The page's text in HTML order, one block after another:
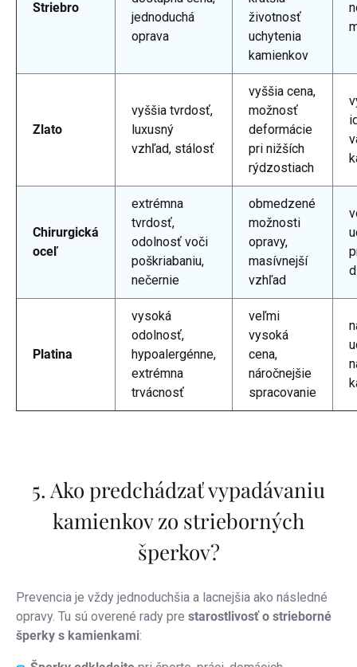
Striebro
jednoduchá
oprava
životnosť
uchytenia
kamienkov
Zlato
vyššia tvrdosť,
luxusný
vzhľad, stálosť
vyššia cena,
možnosť
deformácie
pri nižších
rýdzostiach
Chirurgická
oceľ
extrémna
tvrdosť,
odolnosť voči
poškriabaniu,
nečernie
obmedzené
možnosti
opravy,
masívnejší
vzhľad
Platina
vysoká
odolnosť,
hypoalergénne,
extrémna
trvácnosť
veľmi
vysoká
cena,
náročnejšie
spracovanie
5. Ako predchádzať vypadávaniu
kamienkov zo strieborných
šperkov?
Prevencia je vždy jednoduchšia a lacnejšia ako následné
opravy. Tu sú overené rady pre starostlivosť o strieborné
šperky s kamienkami: